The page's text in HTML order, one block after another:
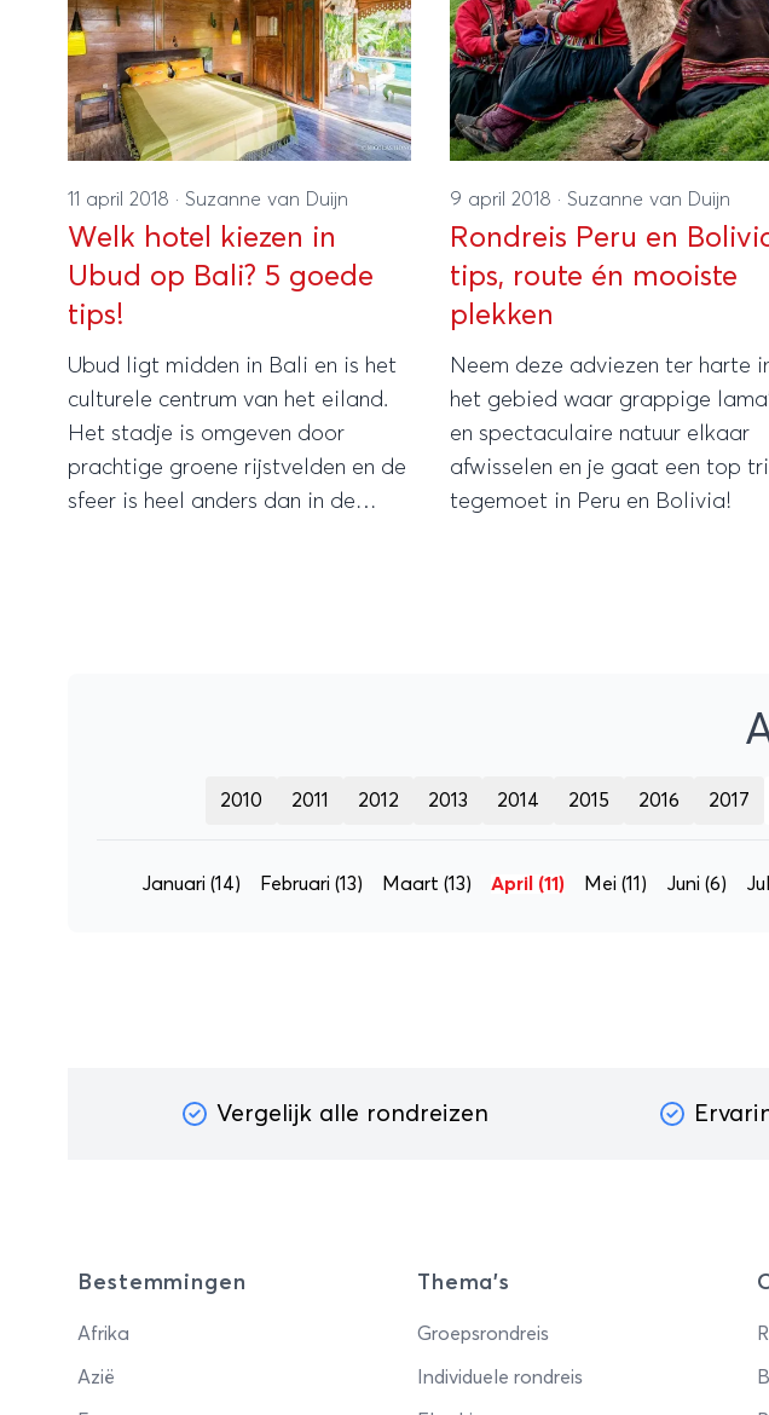
die een bezoek meer dan waard
is.
11 april 2018 · Suzanne van Duijn
Welk hotel kiezen in
Ubud op Bali? 5 goede
tips!
Ubud ligt midden in Bali en is het
culturele centrum van het eiland.
Het stadje is omgeven door
prachtige groene rijstvelden en de
sfeer is heel anders dan in de
9 april 2018 · Suzanne van Duijn
Rondreis Peru en
tips, route én mooiste
plekken
Neem deze adviezen ter harte
het gebied waar grappige
en spectaculaire natuur elkaar
afwisselen en je gaat een top
tegemoet in Peru en Bolivia!
2010 2011 2012 2013 2014 2015 2016 2017
Januari (14) Februari (13) Maart (13) April (11) Mei (11) Juni (6)
Vergelijk alle rondreizen
Bestemmingen
Afrika
Azië
Thema's
Groepsrondreis
Individuele rondreis